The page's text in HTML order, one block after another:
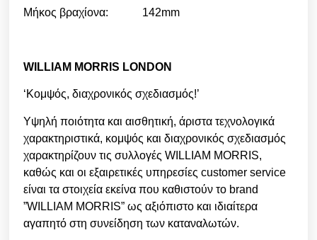
Μήκος βραχίονα: 142mm
WILLIAM MORRIS LONDON
‘Κομψός, διαχρονικός σχεδιασμός!’
Υψηλή ποιότητα και αισθητική, άριστα τεχνολογικά
χαρακτηριστικά, κομψός και διαχρονικός σχεδιασμός
χαρακτηρίζουν τις συλλογές WILLIAM MORRIS,
καθώς και οι εξαιρετικές υπηρεσίες customer service
είναι τα στοιχεία εκείνα που καθιστούν το brand
”WILLIAM MORRIS” ως αξιόπιστο και ιδιαίτερα
αγαπητό στη συνείδηση των καταναλωτών.